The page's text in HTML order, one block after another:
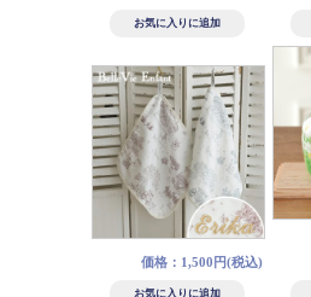
価格：1,500円(税込)